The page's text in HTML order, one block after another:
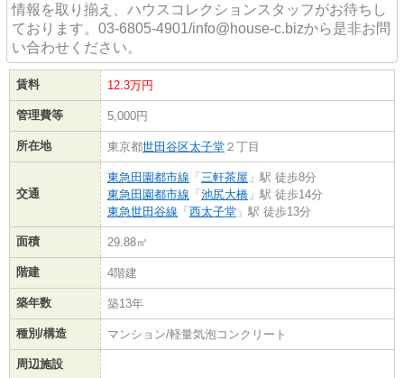
情報を取り揃え、ハウスコレクションスタッフがお待ちし
ております。03-6805-4901/info@house-c.bizから是非お問
い合わせください。
賃料 12.3万円
管理費等 5,000円
所在地 東京都世田谷区太子堂 ２丁目
交通
東急田園都市線 「 三軒茶屋 」駅 徒歩8分
東急田園都市線 「 池尻大橋 」駅 徒歩14分
東急世田谷線 「 西太子堂 」駅 徒歩13分
面積 29.88㎡
階建 4階建
築年数 築13年
種別/構造 マンション/軽量気泡コンクリート
周辺施設